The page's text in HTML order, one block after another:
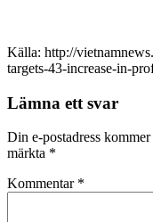
Källa: http://
targets-43-increase-in-
Lämna ett svar
Din e-postadress
märkta *
Kommentar *